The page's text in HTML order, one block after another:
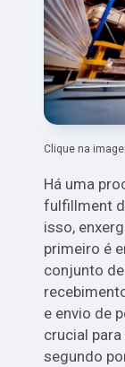
Clique na
Há uma
fulfillment
isso,
primeiro é
conjunto
e envio de
crucial
segundo